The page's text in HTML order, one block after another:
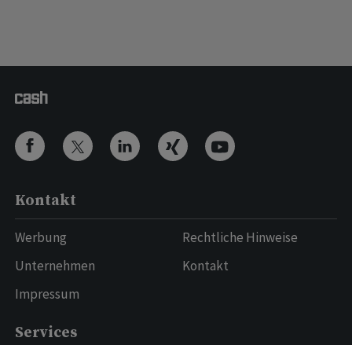
Kontakt
Werbung
Unternehmen
Impressum
Rechtliche Hinweise
Kontakt
Services